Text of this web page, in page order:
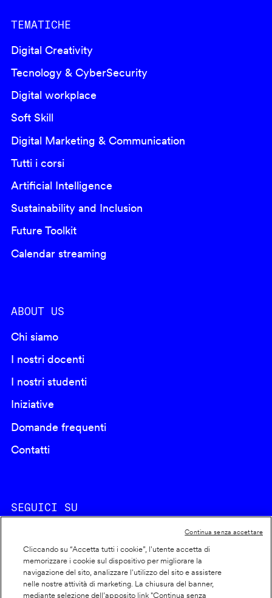
TEMATICHE
Digital Creativity
Tecnology & CyberSecurity
Digital workplace
Soft Skill
Digital Marketing & Communication
Tutti i corsi
Artificial Intelligence
Sustainability and Inclusion
Future Toolkit
Calendar streaming
ABOUT US
Chi siamo
I nostri docenti
I nostri studenti
Iniziative
Domande frequenti
Contatti
SEGUICI SU
Cookie policy
Cliccando su “Accetta tutti i cookie”, l'utente accetta di
memorizzare i cookie sul dispositivo per migliorare la
navigazione del sito, analizzare l'utilizzo del sito e assistere
nelle nostre attività di marketing. La chiusura del banner,
mediante selezione dell’apposito link "Continua senza
Continua senza accettare